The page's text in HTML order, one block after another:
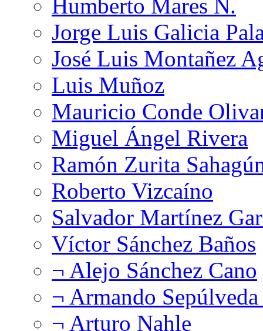
Humberto Mares N.
Jorge Luis Galicia
José Luis Montañez
Luis Muñoz
Mauricio Conde
Miguel Ángel Rivera
Ramón Zurita
Roberto Vizcaíno
Salvador Martínez
Víctor Sánchez Baños
¬ Alejo Sánchez Cano
¬ Armando
¬ Arturo Nahle